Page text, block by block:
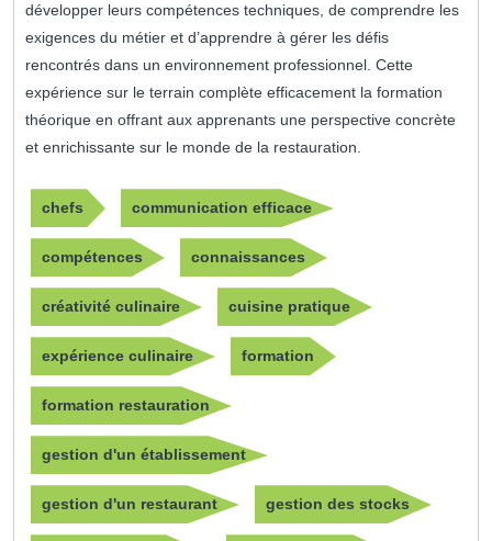
développer leurs compétences techniques, de comprendre les
exigences du métier et d’apprendre à gérer les défis
rencontrés dans un environnement professionnel. Cette
expérience sur le terrain complète efficacement la formation
théorique en offrant aux apprenants une perspective concrète
et enrichissante sur le monde de la restauration.
chefs communication efficace
compétences connaissances
créativité culinaire cuisine pratique
expérience culinaire formation
formation restauration
gestion d'un établissement
gestion d'un restaurant gestion des stocks